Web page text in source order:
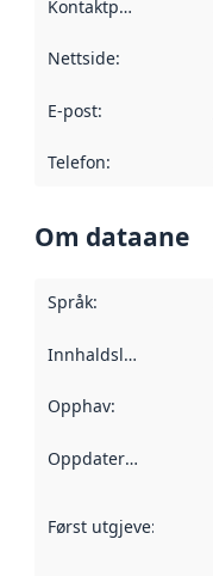
Kontaktpunkt
Nettside:
E-post:
Telefon:
Om dataane
Språk:
Innhaldsleverandørar
Opphav:
Oppdateringsfrekvens
Først utgjeve: